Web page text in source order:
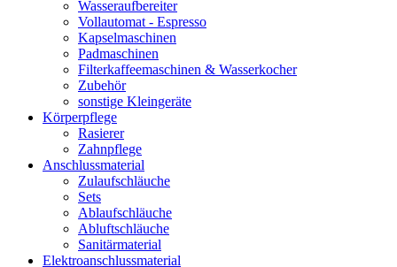
Wasseraufbereiter
Vollautomat - Espresso
Kapselmaschinen
Padmaschinen
Filterkaffeemaschinen & Wasserkocher
Zubehör
sonstige Kleingeräte
Körperpflege
Rasierer
Zahnpflege
Anschlussmaterial
Zulaufschläuche
Sets
Ablaufschläuche
Abluftschläuche
Sanitärmaterial
Elektroanschlussmaterial